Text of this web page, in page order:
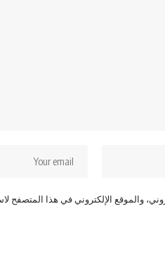
والموقع الإلكتروني في هذا المتصفح